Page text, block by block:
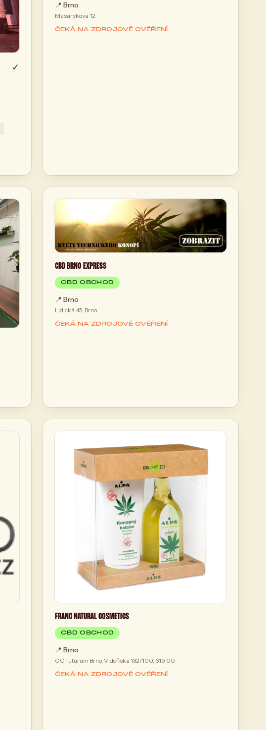
✓
📍 Brno
Masarykova 12
ČEKÁ NA ZDROJOVÉ OVĚŘENÍ
CBD BRNO EXPRESS
CBD OBCHOD
📍 Brno
Lidická 45, Brno
ČEKÁ NA ZDROJOVÉ OVĚŘENÍ
FRANC NATURAL COSMETICS
CBD OBCHOD
📍 Brno
OC Futurum Brno, Vídeňská 132/100, 619 00
ČEKÁ NA ZDROJOVÉ OVĚŘENÍ